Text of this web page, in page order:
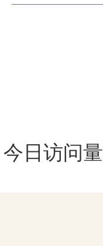
今日访问量